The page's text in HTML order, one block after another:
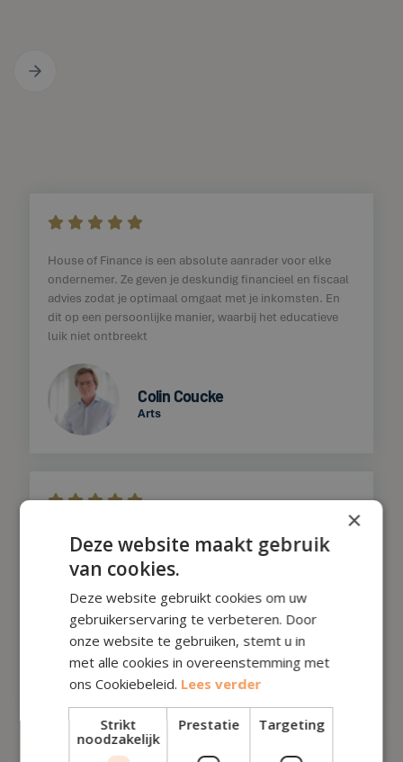
    
House of Finance is een absolute aanrader voor elke
ondernemer. Ze geven je deskundig financieel en fiscaal
advies zodat je optimaal omgaat met je inkomsten. En
dit op een persoonlijke manier, waarbij het educatieve
luik niet ontbreekt
Colin Coucke
Arts
    
Een eye-opener, ik ben al 5 jaar bezig als zelfstandige en
zie dat ik al veel meer had kunnen doen met mijn geld.
Zeer tevreden van de persoonlijke aanpak, nu heb ik een
duidelijk beeld van mijn financiën.
Yves Hessels
Freelancer
    
×
Deze website maakt gebruik
van cookies.
Deze website gebruikt cookies om uw
gebruikerservaring te verbeteren. Door
onze website te gebruiken, stemt u in
met alle cookies in overeenstemming met
ons Cookiebeleid. Lees verder
Strikt
noodzakelijk
Prestatie Targeting